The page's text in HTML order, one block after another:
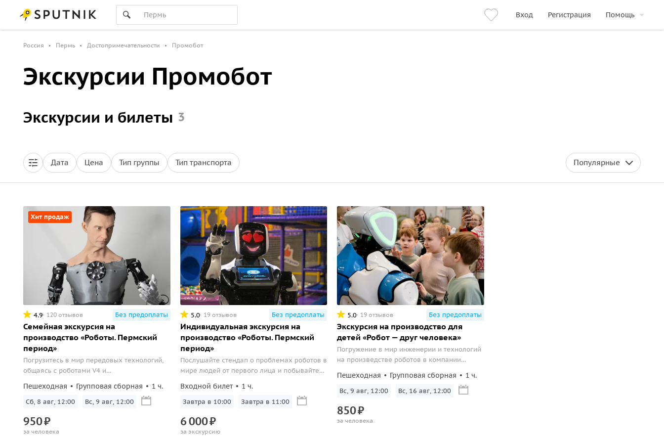
Вход Регистрация Помощь
Россия Пермь Достопримечательности Промобот
Экскурсии Промобот
Экскурсии и билеты 3
Дата Цена Тип группы Тип транспорта Популярные
Хит продаж
4.9 120 отзывов Без предоплаты
Семейная экскурсия на
производство «Роботы. Пермский
период»
Погрузитесь в мир передовых технологий,
общаясь с роботами V4 и
Будущее уже здесь, и мы приглашаем вас
стать частью этого уникального опыта в
Пешеходная Групповая сборная 1 ч.
Сб, 8 авг, 12:00 Вс, 9 авг, 12:00
950₽
за человека
5.0 19 отзывов Без предоплаты
Индивидуальная экскурсия на
производство «Роботы. Пермский
период»
Послушайте стендап о проблемах роботов в
мире людей от первого лица и побывайте
роботов.
Входной билет 1 ч.
Завтра в 10:00 Завтра в 11:00
6000₽
за экскурсию
5.0 19 отзывов Без предоплаты
Экскурсия на производство для
детей «Робот — друг человека»
Погружение в мир инженерии и технологий
на произведстве роботов в компании
Пешеходная Групповая сборная 1 ч.
Вс, 9 авг, 12:00 Вс, 16 авг, 12:00
850₽
за человека